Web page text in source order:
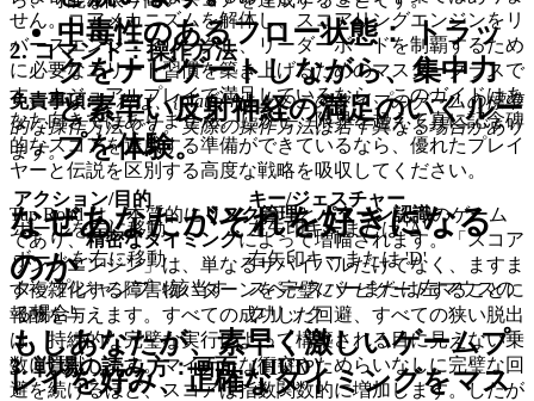
中毒性のあるフロー状態：トラッ
クをナビゲートしながら、集中力
と素早い反射神経の満足のいくルー
プを体験。
なぜあなたがそれを好きになる
のか
もしあなたが、素早く激しいゲームプ
レイを好み、正確なタイミングをマス
2. コマンド：操作方法
免責事項: これは、{platform} 上のこのタイプのゲームの標準
的な操作方法です。実際の操作方法は若干異なる場合があり
ます。
アクション/目的
キー/ジェスチャー
ボールを左に移動
左矢印キーまたは 'A'
ボールを右に移動
右矢印キーまたは 'D'
タップ/ジャンプ（該当す
る場合）
スペースバーまたは左マウスの
クリック
3. 戦場の読み方：画面（HUD）
せん。コアメカニズムを解体し、スコアリングエンジンをリ
バースエンジニアリングし、リーダーボードを制覇するため
に必要なエリート習慣を築き上げるためのマスタークラスで
す。カジュアルプレイで満足しているなら、このガイドはあ
なた向きではありません。しかし、限界を超えて真に記念碑
的なスコアを達成する準備ができているなら、優れたプレイ
ヤーと伝説を区別する高度な戦略を吸収してください。
Tap Road は、本質的にリスク管理とパターン認識のゲーム
であり、精密なタイミングによって増幅されます。「スコア
リングエンジン」は、単なるサバイバルだけでなく、ますま
す複雑化する障害物パターンを完璧にナビゲートすることに
報酬を与えます。すべての成功した回避、すべての狭い脱出
は、持続的な完璧な実行によって構築される目に見えない乗
数に貢献します。マイナーな衝突やためらいなしに完璧な回
避を続けるほど、スコアは指数関数的に増加します。したが